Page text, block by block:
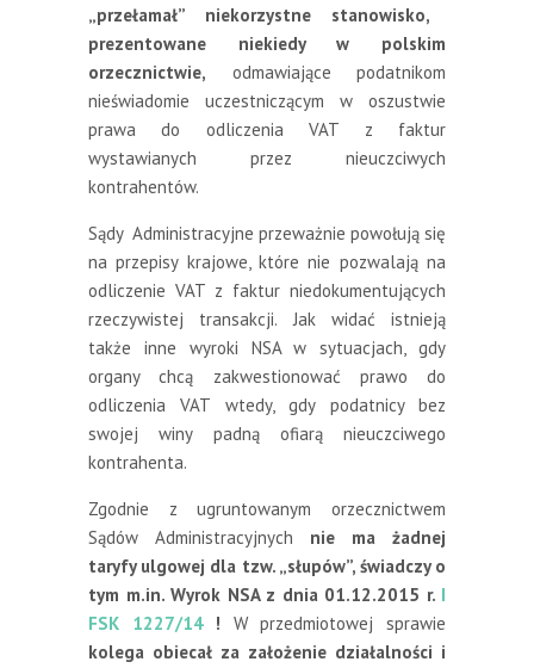
„przełamał” niekorzystne stanowisko,
prezentowane niekiedy w polskim
orzecznictwie, odmawiające podatnikom
nieświadomie uczestniczącym w oszustwie
prawa do odliczenia VAT z faktur
wystawianych przez nieuczciwych
kontrahentów.
Sądy Administracyjne przeważnie powołują się
na przepisy krajowe, które nie pozwalają na
odliczenie VAT z faktur niedokumentujących
rzeczywistej transakcji. Jak widać istnieją
także inne wyroki NSA w sytuacjach, gdy
organy chcą zakwestionować prawo do
odliczenia VAT wtedy, gdy podatnicy bez
swojej winy padną ofiarą nieuczciwego
kontrahenta.
Zgodnie z ugruntowanym orzecznictwem
Sądów Administracyjnych nie ma żadnej
taryfy ulgowej dla tzw. „słupów”, świadczy o
tym m.in. Wyrok NSA z dnia 01.12.2015 r. I
FSK 1227/14! W przedmiotowej sprawie
kolega obiecał za założenie działalności i